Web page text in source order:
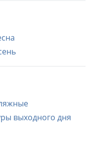
выходного дня